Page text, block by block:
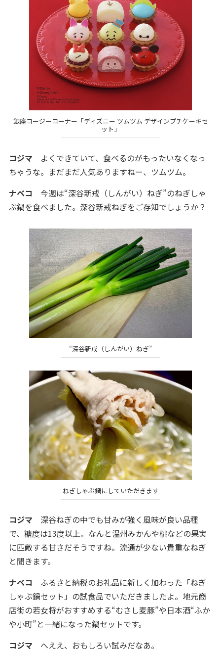
銀座コージーコーナー「ディズニー ツムツム デザインプチケーキセ
ット」
コジマ よくできていて、食べるのがもったいなくなっ
ちゃうな。まだまだ人気ありますねー、ツムツム。
ナベコ 今週は“深谷新戒（しんがい）ねぎ”のねぎしゃ
ぶ鍋を食べました。深谷新戒ねぎをご存知でしょうか？
“深谷新戒（しんがい）ねぎ”
ねぎしゃぶ鍋にしていただきます
コジマ 深谷ねぎの中でも甘みが強く風味が良い品種
で、糖度は13度以上。なんと温州みかんや桃などの果実
に匹敵する甘さだそうですね。流通が少ない貴重なねぎ
と聞きます。
ナベコ ふるさと納税のお礼品に新しく加わった「ねぎ
しゃぶ鍋セット」の試食品でいただきましたよ。地元商
店街の若女将がおすすめする“むさし麦豚”や日本酒“ふか
や小町”と一緒になった鍋セットです。
コジマ へええ、おもしろい試みだなあ。